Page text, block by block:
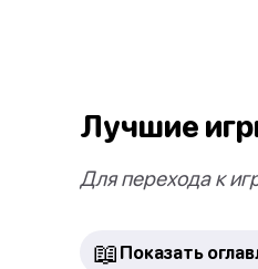
Лучшие
Для перехода к
📖 Показать